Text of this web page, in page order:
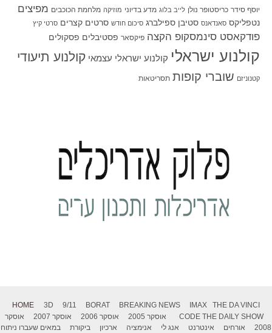
יוסף סידר כריסטופר נולן לייב בלוג מדע בדיוני מוזיקה מלחמת הכוכבים מפיצים
נטפליקס סאנדאנס סטיבן ספילברג סיכום חודש סרטים קצרים סרטי קיץ
פודקאסט סינמסקופ הקצה פיקסאר פסטיבלים פסקולים
קולנוע ישראלי קולנוע ישראלי עצמאי קולנוע תיעודי
קטנוניזם שוברי קופות תסריטאות
HOME 3D 9/11 BORAT BREAKING NEWS IMAX
THE DA VINCI
CODE THE DAILY SHOW אוסקר 2005 אוסקר 2006 אוסקר 2007
אוסקר
2008
אורחים אינטרנט אנג לי אנימציה ארכיון ביקורת
במאים שעברו ניתוח